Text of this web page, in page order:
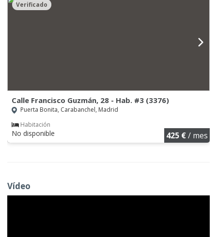
Verificado
Calle Francisco Guzmán, 28 - Hab. #3 (3376)
Puerta Bonita, Carabanchel, Madrid
Habitación
No disponible 425 €/ mes
Vídeo